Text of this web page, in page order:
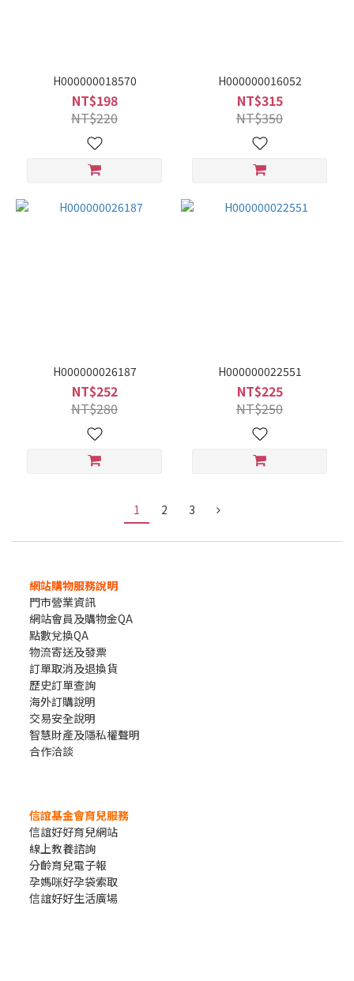
H000000018570
NT$198
NT$220
H000000016052
NT$315
NT$350
H000000026187
NT$252
NT$280
H000000022551
NT$225
NT$250
1 2 3
網站購物服務說明
門市營業資訊
網站會員及購物金QA
點數兌換QA
物流寄送及發票
訂單取消及退換貨
歷史訂單查詢
海外訂購說明
交易安全說明
智慧財產及隱私權聲明
合作洽談
信誼基金會育兒服務
信誼好好育兒網站
線上教養諮詢
分齡育兒電子報
孕媽咪好孕袋索取
信誼好好生活廣場